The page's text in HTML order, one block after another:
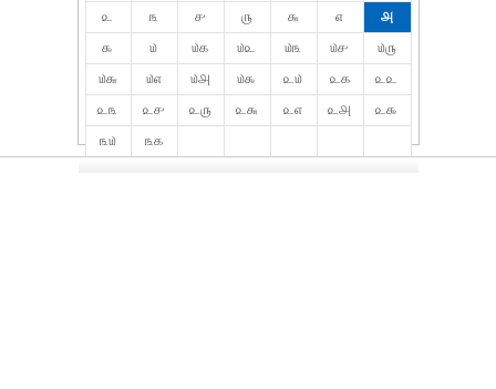
௨ ௩ ௪ ௫ ௬ ௭
௮
௯
௰ ௰௧ ௰௨ ௰௩ ௰௪
௰௫
௰௬
௰௭ ௰௮ ௰௯ ௨௰ ௨௧
௨௨
௨௩
௨௪ ௨௫ ௨௬ ௨௭ ௨௮
௨௯
௩௰
௩௧